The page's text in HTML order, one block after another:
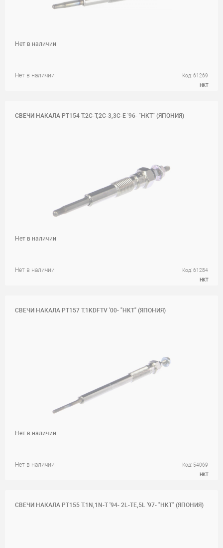
Нет в наличии Код: 61269
HKT
Нет в наличии
СВЕЧИ НАКАЛА PT154 T.2C-T,2C-3,3C-E '96- "HKT" (ЯПОНИЯ)
Нет в наличии Код: 61284
HKT
Нет в наличии
СВЕЧИ НАКАЛА PT157 T.1KDFTV '00- "HKT" (ЯПОНИЯ)
Нет в наличии Код: 54069
HKT
Нет в наличии
СВЕЧИ НАКАЛА PT155 T.1N,1N-T '94- 2L-TE,5L '97- "HKT" (ЯПОНИЯ)